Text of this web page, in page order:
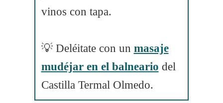
vinos con tapa.
💡 Deléitate con un masaje
mudéjar en el balneario del
Castilla Termal Olmedo.